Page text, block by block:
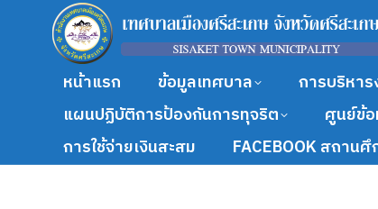
หน้าแรก ข้อมูลเทศบาล การบริหาร
แผนปฏิบัติการป้องกันการทุจริต
ศูนย์ข้
การใช้จ่ายเงินสะสม
FACEBOOK สถาน